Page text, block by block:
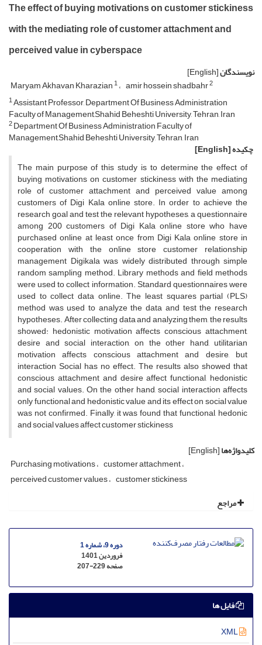
The effect of buying motivations on customer stickiness
with the mediating role of customer attachment and
perceived value in cyberspace
نویسندگان[English]
Maryam Akhavan Kharazian1 amir hossein shadbahr2
1Assistant Professor, Department Of Business Administration
Faculty of Management,Shahid Beheshti University, Tehran, Iran
2Department Of Business Administration Faculty of
Management,Shahid Beheshti University, Tehran, Iran
چکیده[English]
The main purpose of this study is to determine the effect of
buying motivations on customer stickiness with the mediating
role of customer attachment and perceived value among
customers of Digi Kala online store. In order to achieve the
research goal and test the relevant hypotheses, a questionnaire
among 200 customers of Digi Kala online store who have
purchased online at least once from Digi Kala online store in
cooperation with the online store customer relationship
management Digikala was widely distributed through simple
random sampling method. Library methods and field methods
were used to collect information. Standard questionnaires were
used to collect data online. The least squares partial (PLS)
method was used to analyze the data and test the research
hypotheses. After collecting data and analyzing them, the results
showed: hedonistic motivation affects conscious attachment,
desire and social interaction, on the other hand, utilitarian
motivation affects conscious attachment and desire, but
interaction Social has no effect. The results also showed that
conscious attachment and desire affect functional, hedonistic
and social values. On the other hand, social interaction affects
only functional and hedonistic value and its effect on social value
was not confirmed. Finally, it was found that functional, hedonic
and social values ​​affect customer stickiness
کلیدواژه‌ها[English]
Purchasing motivations customer attachment
perceived customer values customer stickiness
مراجع
دوره 9، شماره 1
فروردین 1401
صفحه207-229
فایل ها